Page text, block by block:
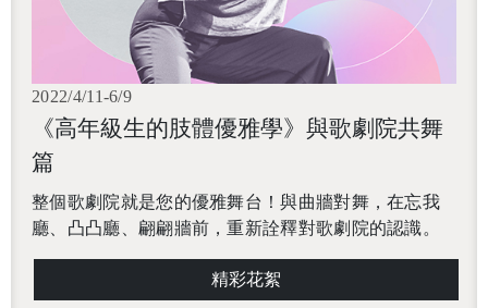
2022/4/11-6/9
《高年級生的肢體優雅學》與歌劇院共舞
篇
整個歌劇院就是您的優雅舞台！與曲牆對舞，在忘我
廳、凸凸廳、翩翩牆前，重新詮釋對歌劇院的認識。
精彩花絮